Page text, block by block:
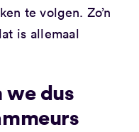
te volgen. Zo’n
is allemaal
we dus